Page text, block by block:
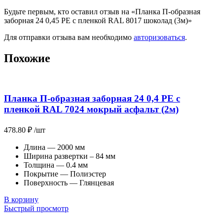
Будьте первым, кто оставил отзыв на «Планка П-образная
заборная 24 0,45 PE с пленкой RAL 8017 шоколад (3м)»
Для отправки отзыва вам необходимо авторизоваться.
Похожие
Планка П-образная заборная 24 0,4 PE с
пленкой RAL 7024 мокрый асфальт (2м)
478.80 ₽ /шт
Длина — 2000 мм
Ширина развертки – 84 мм
Толщина — 0.4 мм
Покрытие — Полиэстер
Поверхность — Глянцевая
В корзину
Быстрый просмотр